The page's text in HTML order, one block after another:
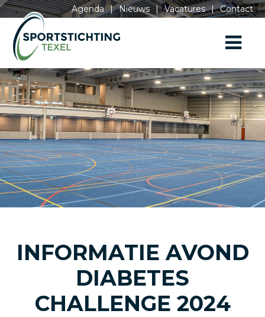
Agenda | Nieuws | Vacatures | Contact
INFORMATIE AVOND
DIABETES
CHALLENGE 2024